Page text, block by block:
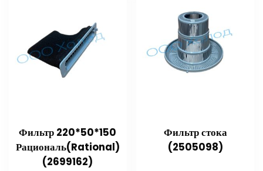
Фильтр 220*50*150
Рациональ(Rational)
(2699162)
Фильтр стока
(2505098)